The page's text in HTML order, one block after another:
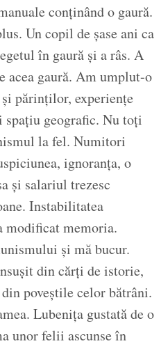
conținând o gaură.
Un copil de șase ani ca
în gaură și a râs. A
acea gaură. Am umplut-o
părinților, experiențe
geografic. Nu toți
la fel. Numitori
ignoranța, o
și salariul trezesc
Instabilitatea
modificat memoria.
și mă bucur.
din cărți de istorie,
poveștile celor bătrâni.
Lubenița gustată de o
unor felii ascunse în